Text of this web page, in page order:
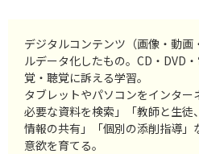
デジタルコンテンツ（画像・動画
ルデータ化したもの。CD・DVD
覚・聴覚に訴える学習。
タブレットやパソコンをインタ
必要な資料を検索」「教師と生徒
情報の共有」「個別の添削指導」
意欲を育てる。